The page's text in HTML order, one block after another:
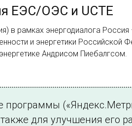
ЕЭС/ОЭС и UCTE
в рамках энергодиалога
и энергетики Российской
Андрисом Пиебалгсом.
523 524 … 531 Далее
программы
для улучшения его